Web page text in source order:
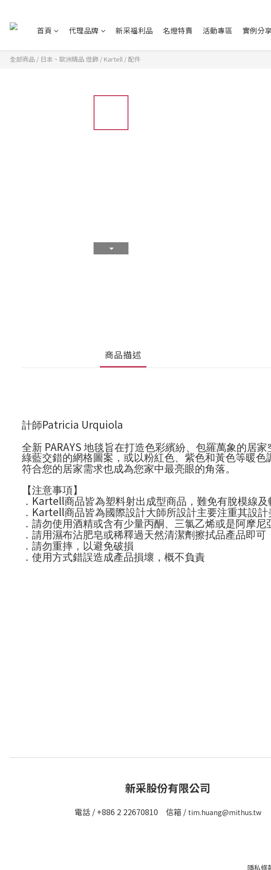
首頁 代理品牌 新采福利品 名燈特賣 活動專區 實例分
全部商品 / 日本、歐洲精品 燈飾 / Kartell /配件
商品描述
計師Patricia Urquiola
全新 PARAYS 地毯旨在打造色彩繽紛、包羅萬象的居
綠藍交錯的網格圖案，或以粉紅色、紫色和黃色等暖
符合您的居家需求也成為您家中最亮眼的角落。
【注意事項】
． Kartell商品皆為塑料射出成型商品，難免有脫模線
． Kartell商品皆為國際設計大師所設計主要注重其設
．請勿使用酒精或含有少量丙酮、三氯乙烯或是阿摩
．請用濕布沾肥皂或稀釋過天然清潔劑擦拭品產品即可
．請勿重摔，以避免破損
．使用方式錯誤造成產品損壞，概不負責
新采股份有限公司
電話 / +886 2 22670810 信箱 / tim.huang@mithus.tw
隱私條